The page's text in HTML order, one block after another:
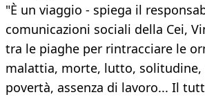
"È un viaggio - spiega il
comunicazioni sociali della Cei,
tra le piaghe per rintracciare le
malattia, morte, lutto, solitudine,
povertà, assenza di lavoro... Il